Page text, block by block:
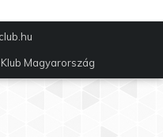
Magyarország